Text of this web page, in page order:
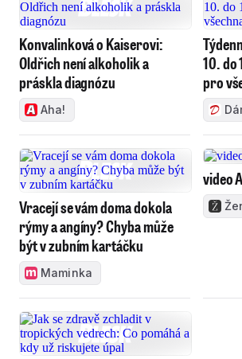
Konvalinková o Kaiserovi:
Oldřich není alkoholik a
práskla diagnózu
Aha!
10. do
pro
Vracejí se vám doma dokola
rýmy a angíny? Chyba může
být v zubním kartáčku
Maminka
video